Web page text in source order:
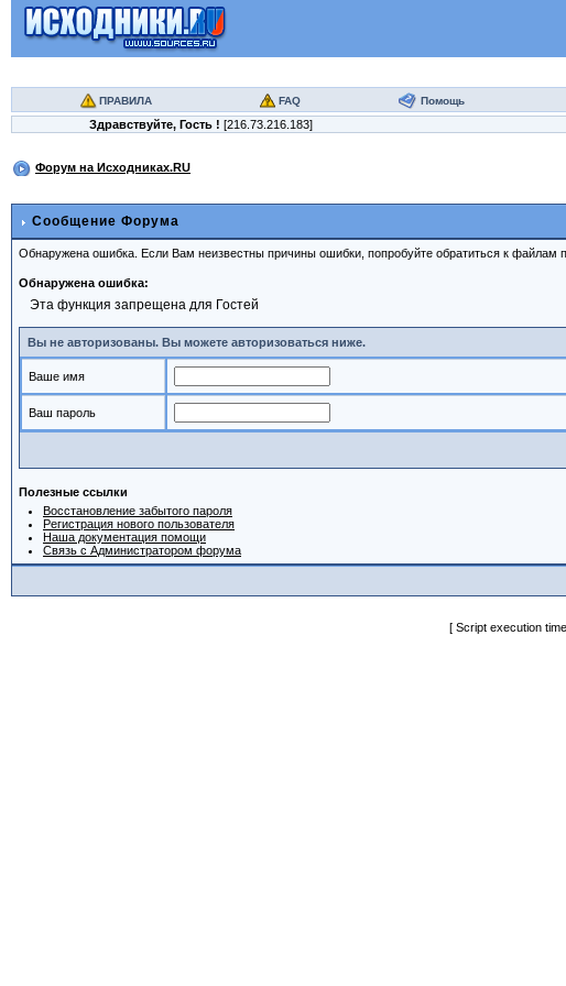
ПРАВИЛА FAQ Помощь
Здравствуйте, Гость ! [216.73.216.183]
Форум на Исходниках.RU
Сообщение Форума
Обнаружена ошибка. Если Вам неизвестны причины ошибки, попробуйте обратиться к файлам
Обнаружена ошибка:
Эта функция запрещена для Гостей
Вы не авторизованы. Вы можете авторизоваться ниже.
Ваше имя
Ваш пароль
Полезные ссылки
Восстановление забытого пароля
Регистрация нового пользователя
Наша документация помощи
Связь с Администратором форума
[ Script execution